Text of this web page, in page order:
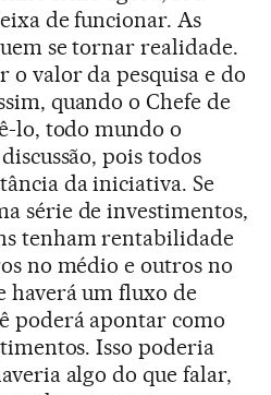
de funcionar. As
se tornar realidade.
o valor da pesquisa e do
quando o Chefe de
lo, todo mundo o
pois todos
da iniciativa. Se
série de investimentos,
tenham rentabilidade
no médio e outros no
haverá um fluxo de
poderá apontar como
Isso poderia
algo do que falar,